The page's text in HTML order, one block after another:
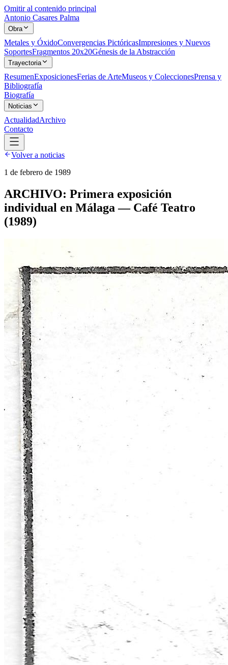
Omitir al contenido principal
Antonio Casares Palma
Obra
Metales y ÓxidoConvergencias PictóricasImpresiones y Nuevos
SoportesFragmentos 20x20Génesis de la Abstracción
Trayectoria
ResumenExposicionesFerias de ArteMuseos y ColeccionesPrensa y
Bibliografía
Biografía
Noticias
ActualidadArchivo
Contacto
Volver a noticias
1 de febrero de 1989
ARCHIVO: Primera exposición
individual en Málaga — Café Teatro
(1989)